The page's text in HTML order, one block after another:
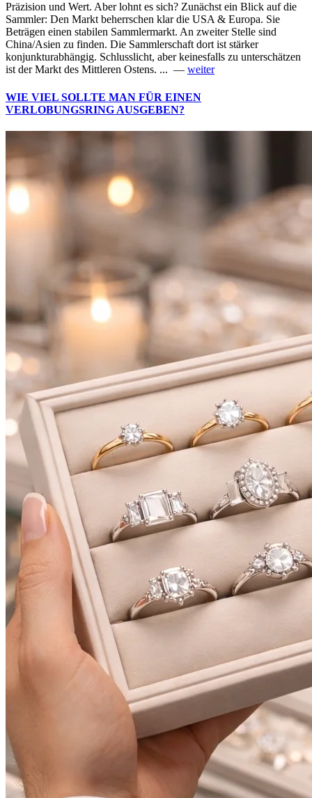
Präzision und Wert. Aber lohnt es sich? Zunächst ein Blick auf die
Sammler: Den Markt beherrschen klar die USA & Europa. Sie
Beträgen einen stabilen Sammlermarkt. An zweiter Stelle sind
China/Asien zu finden. Die Sammlerschaft dort ist stärker
konjunkturabhängig. Schlusslicht, aber keinesfalls zu unterschätzen
ist der Markt des Mittleren Ostens. ... — weiter
WIE VIEL SOLLTE MAN FÜR EINEN
VERLOBUNGSRING AUSGEBEN?